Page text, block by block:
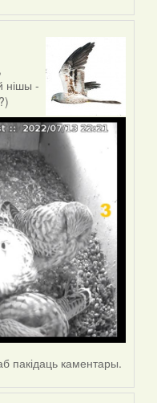
нішы -
пакідаць каментары.